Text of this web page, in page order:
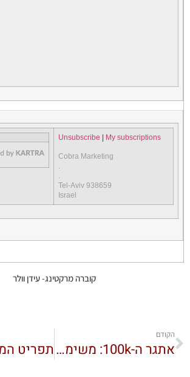
Unsubscribe My subscriptions
Cobra Marketing
.
.
Tel-Aviv 938659
Israel
קוברה מרקטינג- עידן וולר
הקודם
אתגר ה-100k: משימה #5 – למי שעובד קשה מדי…